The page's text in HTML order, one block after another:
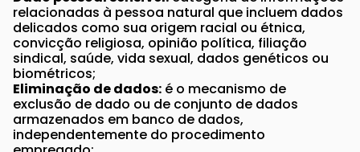
relacionadas à pessoa natural que incluem dados
delicados como sua origem racial ou étnica,
convicção religiosa, opinião política, filiação
sindical, saúde, vida sexual, dados genéticos ou
biométricos;
Eliminação de dados: é o mecanismo de
exclusão de dado ou de conjunto de dados
armazenados em banco de dados,
independentemente do procedimento